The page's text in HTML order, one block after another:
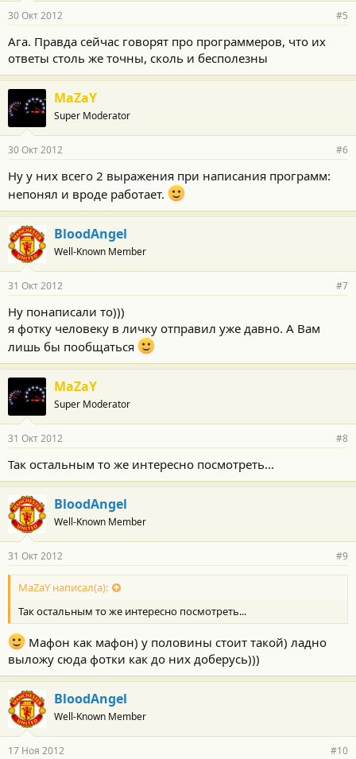
30 Окт 2012 #5
Ага. Правда сейчас говорят про программеров, что их
ответы столь же точны, сколь и бесполезны
MaZaY
Super Moderator
30 Окт 2012 #6
Ну у них всего 2 выражения при написания программ:
непонял и вроде работает.
BloodAngel
Well-Known Member
31 Окт 2012 #7
Ну понаписали то)))
я фотку человеку в личку отправил уже давно. А Вам
лишь бы пообщаться
MaZaY
Super Moderator
31 Окт 2012 #8
Так остальным то же интересно посмотреть...
BloodAngel
Well-Known Member
31 Окт 2012 #9
MaZaY написал(а):
Так остальным то же интересно посмотреть...
Мафон как мафон) у половины стоит такой) ладно
выложу сюда фотки как до них доберусь)))
BloodAngel
Well-Known Member
17 Ноя 2012 #10